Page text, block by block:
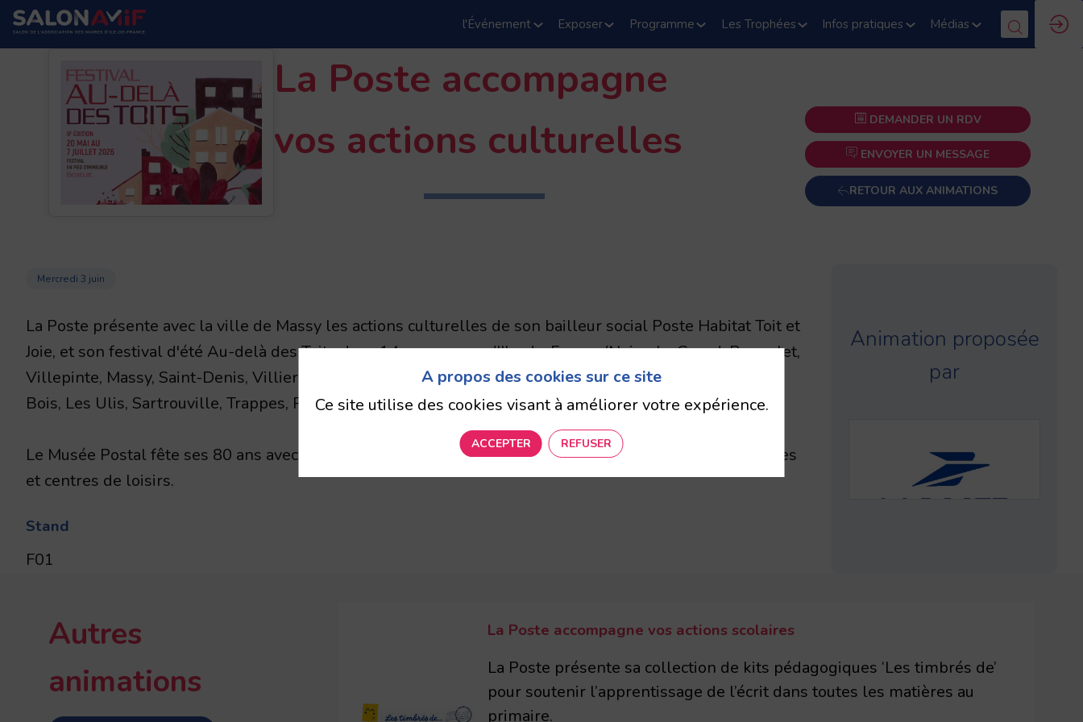
l'Événement Exposer Programme Les Trophées Infos pratiques Médias
DEMANDER UN RDV
ENVOYER UN MESSAGE
RETOUR AUX ANIMATIONS
La Poste accompagne
vos actions culturelles
Mercredi 3 juin
La Poste présente avec la ville de Massy les actions culturelles de son bailleur social Poste Habitat Toit et
Joie, et son festival d'été Au-delà des Toits dans 14 communes d'Ile-de-France (Noisy-le-Grand, Bagnolet,
Villepinte, Massy, Saint-Denis, Villiers-le-Bel, Sevran, Champigny-sur-Marne, Argenteuil, Clichy-sous-
Bois, Les Ulis, Sartrouville, Trappes, Paris).
Le Musée Postal fête ses 80 ans avec de belles surprises toute l'année, une idée de visite pour vos écoles
et centres de loisirs.
Stand
F01
Animation proposée
par
Autres
animations
La Poste accompagne vos actions scolaires
La Poste présente sa collection de kits pédagogiques ‘Les timbrés de’
pour soutenir l’apprentissage de l’écrit dans toutes les matières au
primaire.
A propos des cookies sur ce site
Ce site utilise des cookies visant à améliorer votre expérience.
ACCEPTER REFUSER